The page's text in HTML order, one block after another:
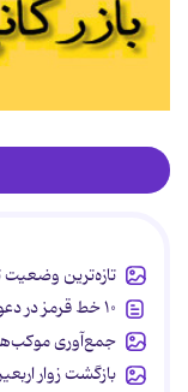
تازه‌ترین وضعیت
۱۰ خط قرمز در دعوای همسران
جمع‌آوری
بازگشت زوار